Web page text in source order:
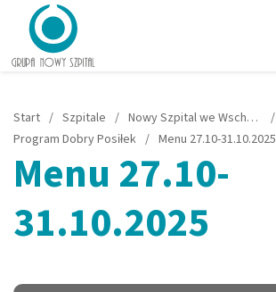
Start / Szpitale / Nowy Szpital we Wschowie
/
Program Dobry Posiłek / Menu 27.10-31.10.2025
Menu 27.10-
31.10.2025